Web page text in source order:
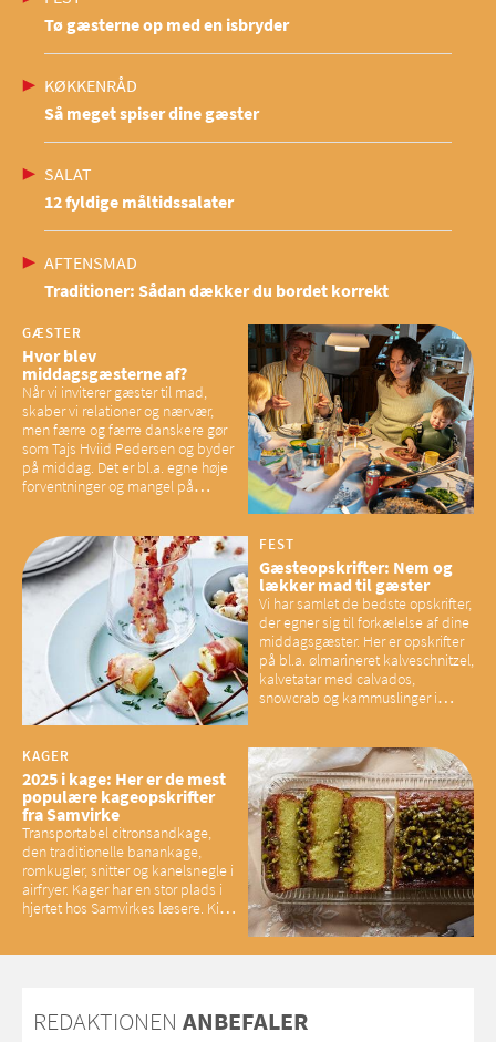
Tø gæsterne op med en isbryder
KØKKENRÅD
Så meget spiser dine gæster
SALAT
12 fyldige måltidssalater
AFTENSMAD
Traditioner: Sådan dækker du bordet korrekt
GÆSTER
Hvor blev
middagsgæsterne af?
Når vi inviterer gæster til mad,
skaber vi relationer og nærvær,
men færre og færre danskere gør
som Tajs Hviid Pedersen og byder
på middag. Det er bl.a. egne høje
forventninger og mangel på
have konsekvenser for vores
sociale fællesskaber
FEST
Gæsteopskrifter: Nem og
lækker mad til gæster
Vi har samlet de bedste opskrifter,
der egner sig til forkælelse af dine
middagsgæster. Her er opskrifter
på bl.a. ølmarineret kalveschnitzel,
kalvetatar med calvados,
snowcrab og kammuslinger i
KAGER
2025 i kage: Her er de mest
populære kageopskrifter
fra Samvirke
Transportabel citronsandkage,
den traditionelle banankage,
romkugler, snitter og kanelsnegle i
airfryer. Kager har en stor plads i
hjertet hos Samvirkes læsere. Kig
REDAKTIONEN ANBEFALER